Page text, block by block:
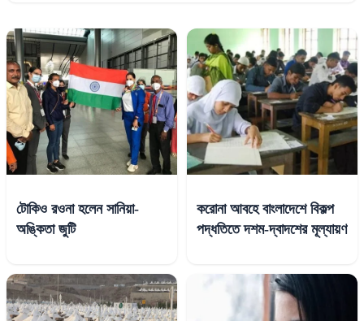
টোকিও রওনা হলেন সানিয়া-
অঙ্কিতা জুটি
করোনা আবহে বাংলাদেশে বিকল্প
পদ্ধতিতে দশম-দ্বাদশের মূল্যায়ণ